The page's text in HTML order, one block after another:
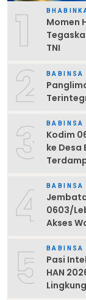
1
Momen
TNI
2 BABINSA
3 BABINSA
Kodim
ke Desa
4 BABINSA
0603/
Akses
5 BABINSA
Pasi
HAN